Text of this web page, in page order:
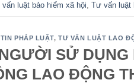
luật bảo hiểm xã hội, Tư vấn luật
PHÁP LUẬT,TƯ VẤN LUẬT LAO
SỬ
LAO ĐỘNG